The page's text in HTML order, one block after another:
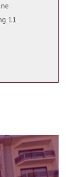
11